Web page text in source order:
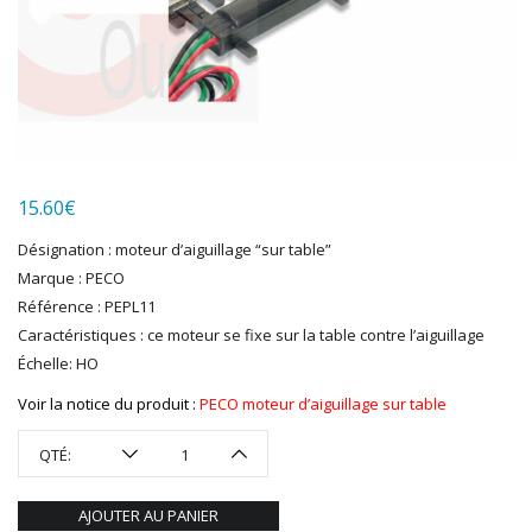
HUMBROL
MAKETTE
MARLKIN
MKD
NOREV
NOVATEUR MODELES
PECO
PN SUD MODELISME
PREISER
PRINCE AUGUST
15.60€
Désignation : moteur d’aiguillage “sur table”
Marque : PECO
Référence : PEPL11
Caractéristiques : ce moteur se fixe sur la table contre l’aiguillage
Échelle: HO
Voir la notice du produit : PECO moteur d’aiguillage sur table
QTÉ:
AJOUTER AU PANIER